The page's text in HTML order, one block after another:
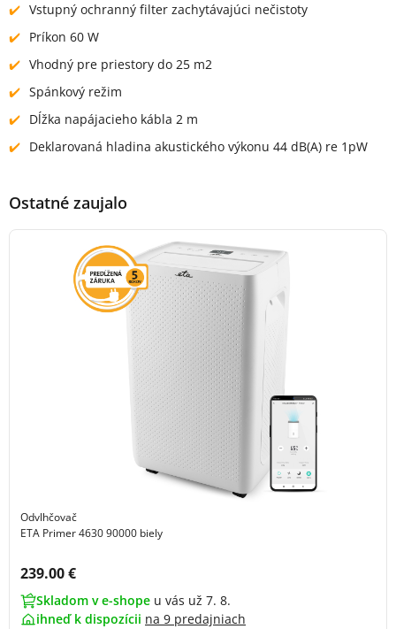
Vstupný ochranný filter zachytávajúci nečistoty
Príkon 60 W
Vhodný pre priestory do 25 m2
Spánkový režim
Dĺžka napájacieho kábla 2 m
Deklarovaná hladina akustického výkonu 44 dB(A) re 1pW
Ostatné zaujalo
Odvlhčovač
ETA Primer 4630 90000 biely
Cena s DPH:
239.00 €
Skladom v e-shope u vás už 7. 8.
ihneď k dispozícii na 9 predajniach